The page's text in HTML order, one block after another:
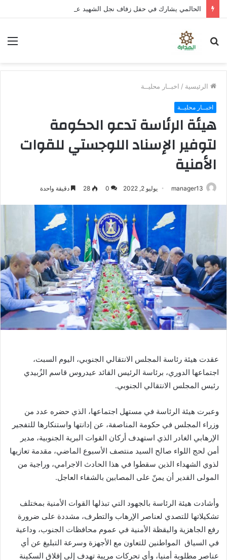
الرئيسية / اخبــار محليــة
اخبــار محليــة
هيئة الرئاسة تدعو الحكومة
لتوفير الإسناد اللوجستي للقوات
الأمنية
manager13 يوليو 2, 2022 0
28 دقيقة واحدة
عقدت هيئة رئاسة المجلس الانتقالي الجنوبي، اليوم السبت،
اجتماعها الدوري، برئاسة الرئيس القائد عيدروس قاسم الزُبيدي
رئيس المجلس الانتقالي الجنوبي.
وعبرت هيئة الرئاسة في مستهل اجتماعها، الذي حضره عدد من
وزراء المجلس في حكومة المناصفة، عن إدانتها واستنكارها للتفجير
الإرهابي الغادر الذي استهدف أركان القوات البرية الجنوبية، مدير
أمن لحج اللواء صالح السيد منتصف الأسبوع الماضي، مقدمة تعازيها
لذوي الشهداء الذين سقطوا في هذا الحادث الاجرامي، وراجية من
المولى القدير أن يمنّ على المصابين بالشفاء العاجل.
وأشادت هيئة الرئاسة بالجهود التي تبذلها القوات الأمنية بمختلف
تشكيلاتها للتصدي لعناصر الإرهاب والتطرف، مشددة على ضرورة
رفع الجاهزية واليقظة الأمنية في عموم محافظات الجنوب، وداعية
في السياق المواطنين للتعاون مع الأجهزة وسرعة التبليغ عن أي
عناصر مطلوبة أمنيا، وأي تحركات مريبة تهدف إلى إقلاق السكينة